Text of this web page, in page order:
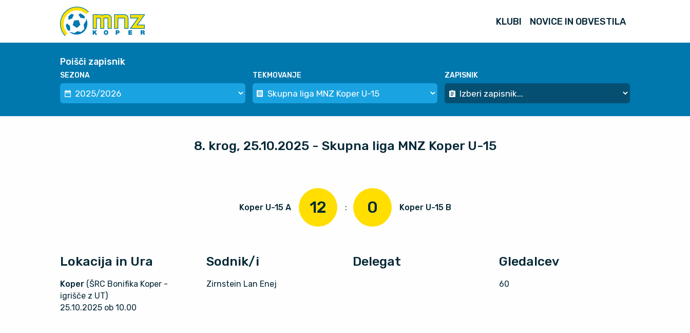
KLUBI NOVICE IN OBVESTILA
Poišči zapisnik
SEZONA TEKMOVANJE ZAPISNIK
8. krog, 25.10.2025 - Skupna liga MNZ Koper U-15
Koper U-15 A 12 : 0 Koper U-15 B
Lokacija in Ura
Koper (ŠRC Bonifika Koper -
igrišče z UT)
25.10.2025 ob 10.00
Sodnik/i
Zirnstein Lan Enej
Delegat Gledalcev
60